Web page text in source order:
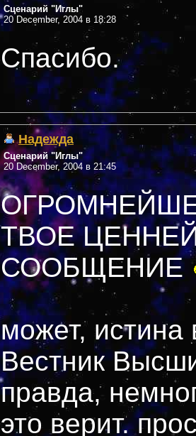
Сценарий "Иглы"
20 December, 2004 в 18:28
Спасибо.
Надежда
Сценарий "Иглы"
20 December, 2004 в 21:45
ТВОЕ
СООБЩЕНИЕ
может, истина
Вестник
правда,
это верит.